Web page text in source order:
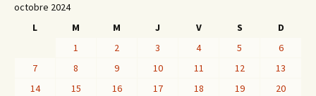
octobre 2024
L
M M J V S
D
1
2 3 4 5
6
7
8 9 10 11 12
13
14
15 16 17 18 19
20